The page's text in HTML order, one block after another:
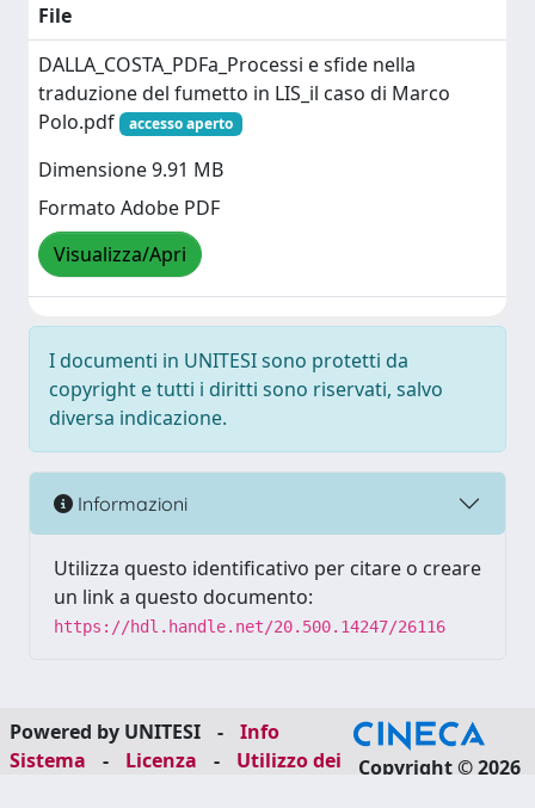
File
DALLA_COSTA_PDFa_Processi e sfide nella
traduzione del fumetto in LIS_il caso di Marco
Polo.pdf
accesso aperto
Dimensione 9.91 MB
Formato Adobe PDF
Visualizza/Apri
I documenti in UNITESI sono protetti da
copyright e tutti i diritti sono riservati, salvo
diversa indicazione.
Informazioni
Utilizza questo identificativo per citare o creare
un link a questo documento:
https://hdl.handle.net/20.500.14247/26116
Powered by UNITESI -
Info
Sistema
- Licenza -
Utilizzo dei
Copyright © 2026